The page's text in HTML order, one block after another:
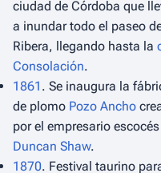
ciudad de Córdoba que
a inundar todo el paseo
Ribera, llegando hasta la
Consolación.
1861 . Se inaugura la
de plomo Pozo Ancho
por el empresario escocés
Duncan Shaw.
1870. Festival taurino